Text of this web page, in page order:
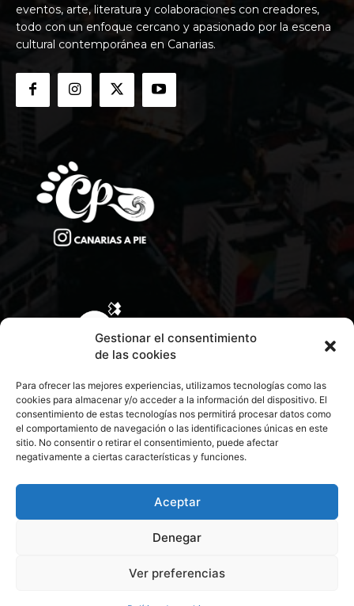
Gestionar el consentimiento
de las cookies
Para ofrecer las mejores experiencias, utilizamos tecnologías como las
cookies para almacenar y/o acceder a la información del dispositivo. El
consentimiento de estas tecnologías nos permitirá procesar datos como
el comportamiento de navegación o las identificaciones únicas en este
sitio. No consentir o retirar el consentimiento, puede afectar
negativamente a ciertas características y funciones.
Aceptar
Denegar
Ver preferencias
eventos, arte, literatura y colaboraciones con creadores,
todo con un enfoque cercano y apasionado por la escena
cultural contemporánea en Canarias.
CONTACTA CON NOSOTROS